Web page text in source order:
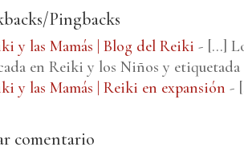
Pingbacks
y las Mamás | Blog del Reiki - [...]
en Reiki y los Niños y etiquetada
y las Mamás | Reiki en expansión -
comentario